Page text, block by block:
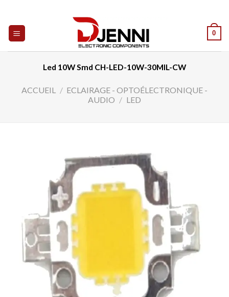
content
0
Led 10W Smd CH-LED-10W-30MIL-CW
ACCUEIL / ECLAIRAGE - OPTOÉLECTRONIQUE -
AUDIO / LED